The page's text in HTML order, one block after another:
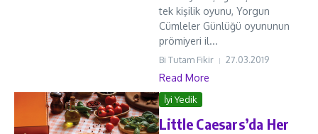
tek kişilik oyunu, Yorgun
Cümleler Günlüğü oyununun
prömiyeri il...
Bi Tutam Fikir 27.03.2019
Read More
İyi Yedik
Little Caesars’da Her